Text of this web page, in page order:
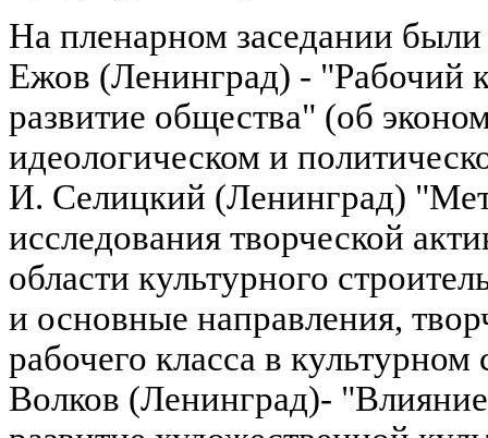
На пленарном заседании
Ежов (Ленинград) - "Рабочий
развитие общества" (об
идеологическом и
И. Селицкий (Ленинград)
исследования творческой
области культурного
и основные направления,
рабочего класса в
Волков (Ленинград)- "Влияние